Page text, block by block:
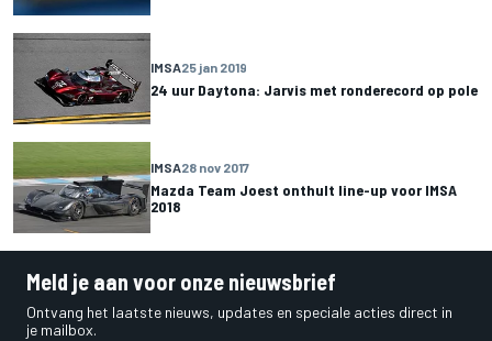
IMSA25 jan 2019
24 uur Daytona: Jarvis met ronderecord op pole
IMSA28 nov 2017
Mazda Team Joest onthult line-up voor IMSA
2018
Meld je aan voor onze nieuwsbrief
Ontvang het laatste nieuws, updates en speciale acties direct in
je mailbox.